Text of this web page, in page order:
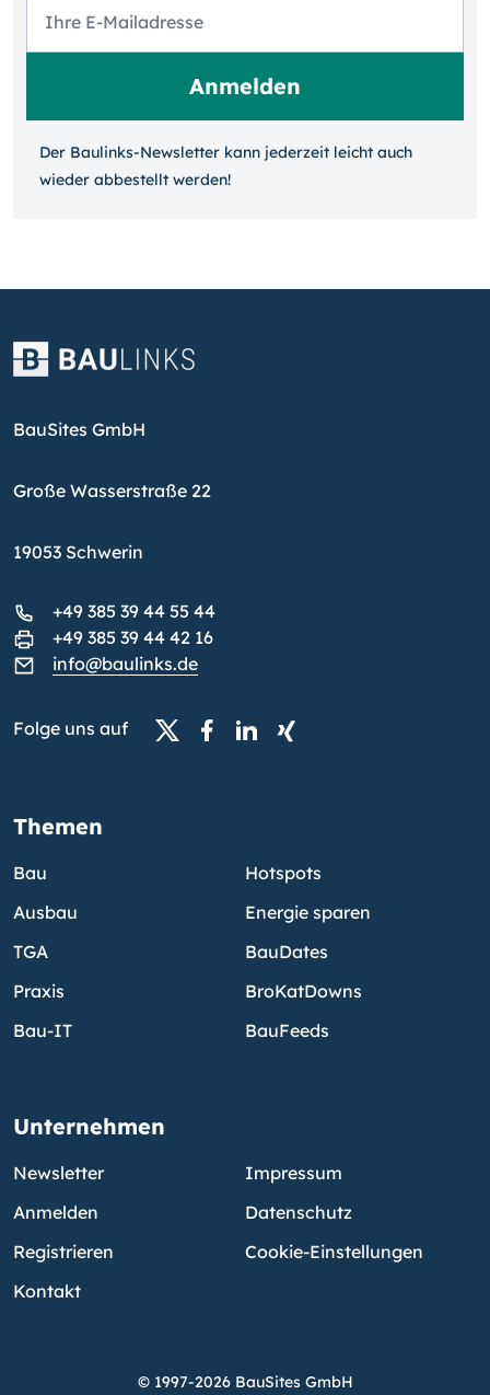
Der Baulinks-Newsletter kann jeder­zeit leicht auch
wieder ab­bestellt werden!
BauSites GmbH
Große Wasserstraße 22
19053 Schwerin
+49 385 39 44 55 44
+49 385 39 44 42 16
info@baulinks.de
Folge uns auf
Themen
Bau
Ausbau
TGA
Praxis
Bau-IT
Hotspots
Energie sparen
BauDates
BroKatDowns
BauFeeds
Unternehmen
Newsletter
Anmelden
Registrieren
Kontakt
Impressum
Datenschutz
Cookie-Einstellungen
© 1997-2026 BauSites GmbH